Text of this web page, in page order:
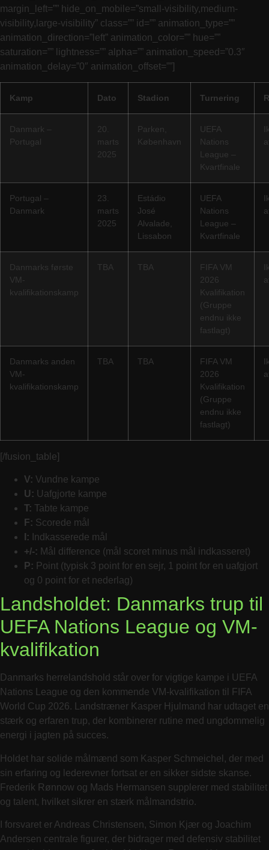
margin_left=”” hide_on_mobile=”small-visibility,medium-
visibility,large-visibility” class=”” id=”” animation_type=””
animation_direction=”left” animation_color=”” hue=””
saturation=”” lightness=”” alpha=”” animation_speed=”0.3″
animation_delay=”0″ animation_offset=””]
Kamp Dato Stadion Turnering
Danmark –
Portugal
20.
marts
2025
Parken,
København
UEFA
Nations
League –
Kvartfinale
Portugal –
Danmark
23.
marts
2025
Estádio
José
Alvalade,
Lissabon
UEFA
Nations
League –
Kvartfinale
Danmarks første
VM-
kvalifikationskamp
TBA TBA
FIFA VM
2026
Kvalifikation
(Gruppe
endnu ikke
fastlagt)
Danmarks anden
VM-
kvalifikationskamp
TBA TBA
FIFA VM
2026
Kvalifikation
(Gruppe
endnu ikke
fastlagt)
[/fusion_table]
V: Vundne kampe
U: Uafgjorte kampe
T: Tabte kampe
F: Scorede mål
I: Indkasserede mål
+/-: Mål difference (mål scoret minus mål indkasseret)
P: Point (typisk 3 point for en sejr, 1 point for en uafgjort
og 0 point for et nederlag)
Landsholdet: Danmarks trup til
UEFA Nations League og VM-
kvalifikation
Danmarks herrelandshold står over for vigtige kampe i UEFA
Nations League og den kommende VM-kvalifikation til FIFA
World Cup 2026. Landstræner Kasper Hjulmand har udtaget en
stærk og erfaren trup, der kombinerer rutine med ungdommelig
energi i jagten på succes.
Holdet har solide målmænd som Kasper Schmeichel, der med
sin erfaring og lederevner fortsat er en sikker sidste skanse.
Frederik Rønnow og Mads Hermansen supplerer med stabilitet
og talent, hvilket sikrer en stærk målmandstrio.
I forsvaret er Andreas Christensen, Simon Kjær og Joachim
Andersen centrale figurer, der bidrager med defensiv stabilitet